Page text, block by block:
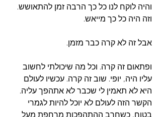
והיה לוקח לנו כל כך הרבה זמן להתאושש.
וזה היה כל כך מייאש.
אבל זה לא קרה כבר מזמן.
ופתאום זה קרה. וכל מה שיכולתי לחשוב
עליו היה, יופי. שוב זה קרה. עכשיו לעולם
היא לא תאמין לי שכבר לא אתהפך עליה.
הקשר הזה לעולם לא יוכל להיות לגמרי
בטוח, כשחרב ההתהפכות מרחפת מעל